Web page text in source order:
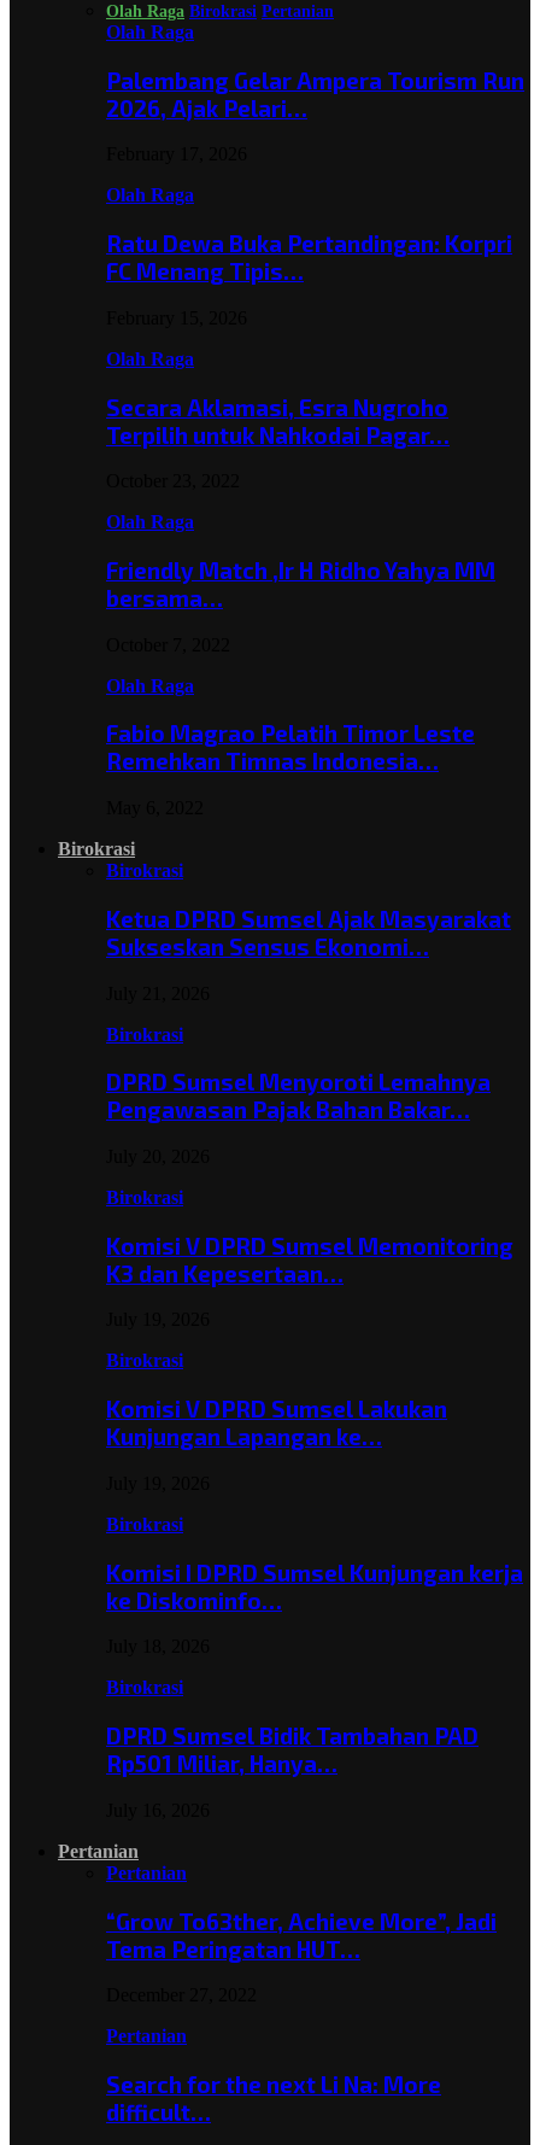
Olah Raga Birokrasi Pertanian
Olah Raga
Palembang Gelar Ampera Tourism Run
2026, Ajak Pelari…
Olah Raga
Ratu Dewa Buka Pertandingan: Korpri
FC Menang Tipis…
Olah Raga
Secara Aklamasi, Esra Nugroho
Terpilih untuk Nahkodai Pagar…
Olah Raga
Friendly Match ,Ir H Ridho Yahya MM
bersama…
Olah Raga
Fabio Magrao Pelatih Timor Leste
Remehkan Timnas Indonesia…
Birokrasi
Birokrasi
Ketua DPRD Sumsel Ajak Masyarakat
Sukseskan Sensus Ekonomi…
Birokrasi
DPRD Sumsel Menyoroti Lemahnya
Pengawasan Pajak Bahan Bakar…
Birokrasi
Komisi V DPRD Sumsel Memonitoring
K3 dan Kepesertaan…
Birokrasi
Komisi V DPRD Sumsel Lakukan
Kunjungan Lapangan ke…
Birokrasi
Komisi I DPRD Sumsel Kunjungan kerja
ke Diskominfo…
Birokrasi
DPRD Sumsel Bidik Tambahan PAD
Rp501 Miliar, Hanya…
Pertanian
Pertanian
“Grow To63ther, Achieve More”, Jadi
Tema Peringatan HUT…
Pertanian
Search for the next Li Na: More
difficult…